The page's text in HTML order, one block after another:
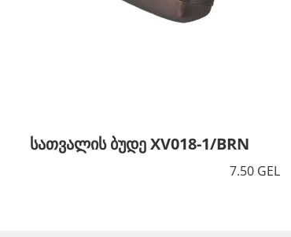
სათვალის ბუდე XV018-1/BRN
7.50 GEL